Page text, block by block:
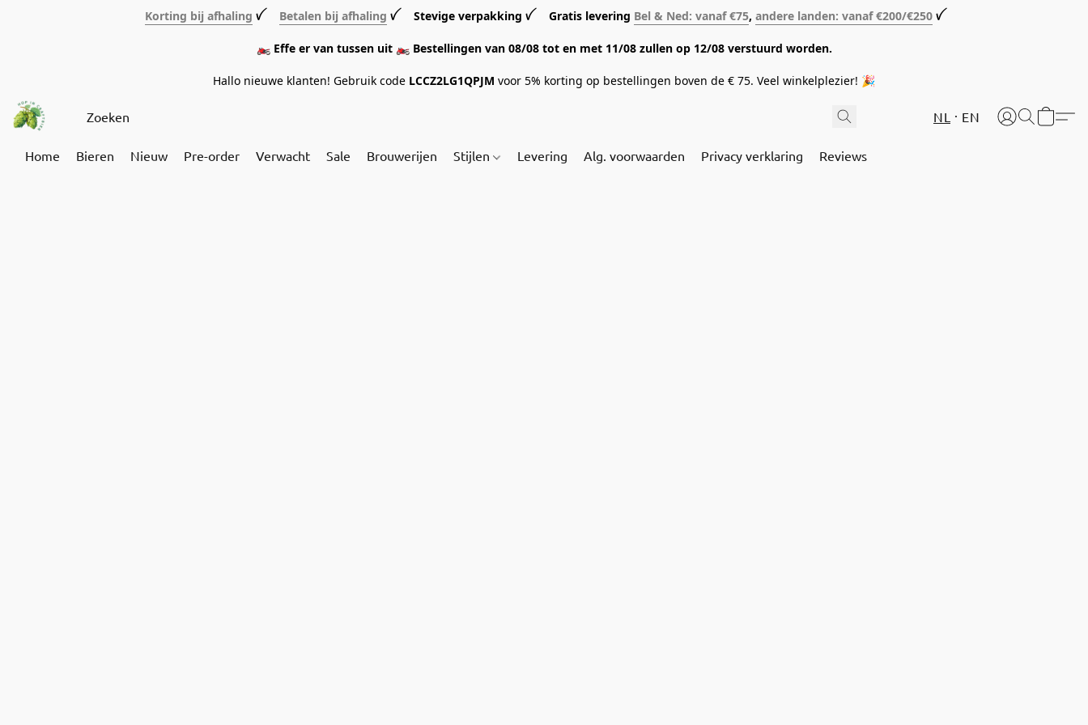
Korting bij afhaling ꪜ Betalen bij afhaling ꪜ Stevige verpakking ꪜ Gratis levering Bel & Ned: vanaf €75, andere landen: vanaf €200/€250 ꪜ
🏍️ Effe er van tussen uit 🏍️ Bestellingen van 08/08 tot en met 11/08 zullen op 12/08 verstuurd worden.
Hallo nieuwe klanten! Gebruik code LCCZ2LG1QPJM voor 5% korting op bestellingen boven de € 75. Veel winkelplezier! 🎉
NL EN
Home Bieren Nieuw Pre-order Verwacht Sale Brouwerijen Stijlen Levering Alg. voorwaarden Privacy verklaring Reviews